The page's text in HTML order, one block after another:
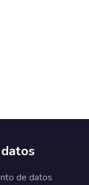
de datos